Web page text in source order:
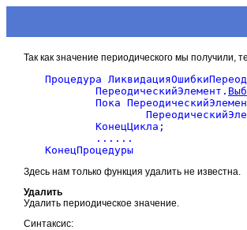
Так как значение периодического мы получили,
Процедура
	ПереодическийЭлемент.
Пока
Здесь нам только функция удалить не известна.
Удалить
Удалить периодическое значение.
Синтаксис: